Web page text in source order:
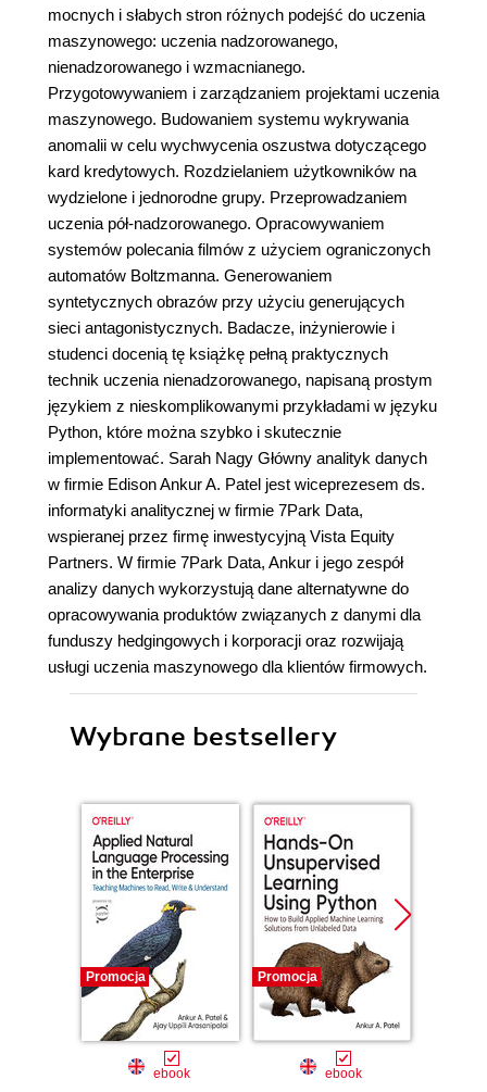
mocnych i słabych stron różnych podejść do uczenia
maszynowego: uczenia nadzorowanego,
nienadzorowanego i wzmacnianego.
Przygotowywaniem i zarządzaniem projektami uczenia
maszynowego. Budowaniem systemu wykrywania
anomalii w celu wychwycenia oszustwa dotyczącego
kard kredytowych. Rozdzielaniem użytkowników na
wydzielone i jednorodne grupy. Przeprowadzaniem
uczenia pół-nadzorowanego. Opracowywaniem
systemów polecania filmów z użyciem ograniczonych
automatów Boltzmanna. Generowaniem
syntetycznych obrazów przy użyciu generujących
sieci antagonistycznych. Badacze, inżynierowie i
studenci docenią tę książkę pełną praktycznych
technik uczenia nienadzorowanego, napisaną prostym
językiem z nieskomplikowanymi przykładami w języku
Python, które można szybko i skutecznie
implementować. Sarah Nagy Główny analityk danych
w firmie Edison Ankur A. Patel jest wiceprezesem ds.
informatyki analitycznej w firmie 7Park Data,
wspieranej przez firmę inwestycyjną Vista Equity
Partners. W firmie 7Park Data, Ankur i jego zespół
analizy danych wykorzystują dane alternatywne do
opracowywania produktów związanych z danymi dla
funduszy hedgingowych i korporacji oraz rozwijają
usługi uczenia maszynowego dla klientów firmowych.
Wybrane bestsellery
Promocja
ebook
Promocja
ebook